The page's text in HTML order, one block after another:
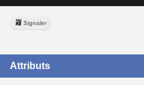
Signaler
Attributs